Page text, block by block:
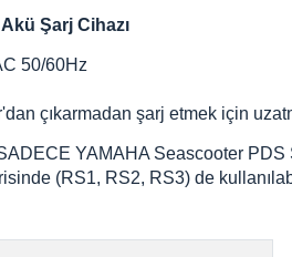
Şarj Cihazı
50/60Hz
çıkarmadan şarj etmek için
YAMAHA Seascooter
(RS1, RS2, RS3) de